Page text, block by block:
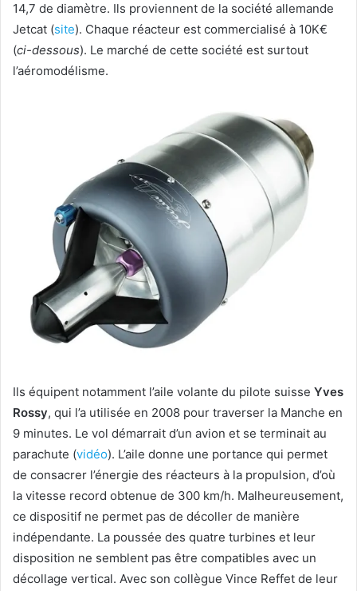
14,7 de diamètre. Ils proviennent de la société allemande
Jetcat (site). Chaque réacteur est commercialisé à 10K€
(ci-dessous). Le marché de cette société est surtout
l’aéromodélisme.
Ils équipent notamment l’aile volante du pilote suisse Yves
Rossy, qui l’a utilisée en 2008 pour traverser la Manche en
9 minutes. Le vol démarrait d’un avion et se terminait au
parachute (vidéo). L’aile donne une portance qui permet
de consacrer l’énergie des réacteurs à la propulsion, d’où
la vitesse record obtenue de 300 km/h. Malheureusement,
ce dispositif ne permet pas de décoller de manière
indépendante. La poussée des quatre turbines et leur
disposition ne semblent pas être compatibles avec un
décollage vertical. Avec son collègue Vince Reffet de leur